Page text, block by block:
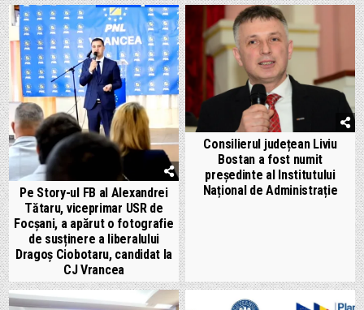
Pe Story-ul FB al Alexandrei
Tătaru, viceprimar USR de
Focșani, a apărut o fotografie
de susținere a liberalului
Dragoș Ciobotaru, candidat la
CJ Vrancea
Consilierul județean Liviu
Bostan a fost numit
președinte al Institutului
Național de Administrație